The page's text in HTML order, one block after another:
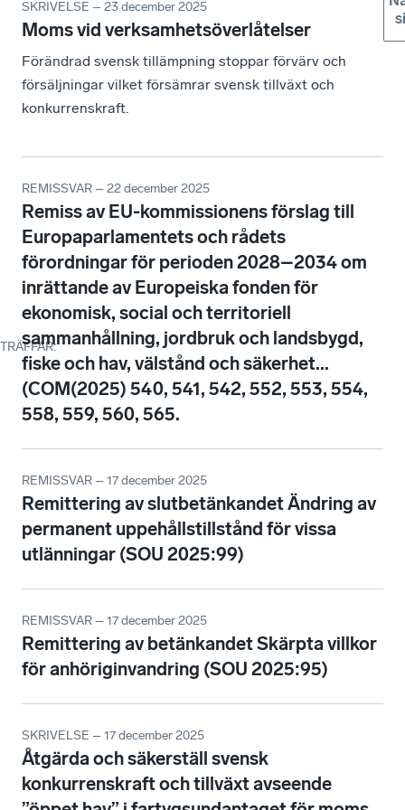
TRÄFFAR:
SKRIVELSE – 23 december 2025
Moms vid verksamhetsöverlåtelser
Förändrad svensk tillämpning stoppar förvärv och
försäljningar vilket försämrar svensk tillväxt och
konkurrenskraft.
REMISSVAR – 22 december 2025
Remiss av EU-kommissionens förslag till
Europaparlamentets och rådets
förordningar för perioden 2028–2034 om
inrättande av Europeiska fonden för
ekonomisk, social och territoriell
sammanhållning, jordbruk och landsbygd,
fiske och hav, välstånd och säkerhet...
(COM(2025) 540, 541, 542, 552, 553, 554,
558, 559, 560, 565.
REMISSVAR – 17 december 2025
Remittering av slutbetänkandet Ändring av
permanent uppehållstillstånd för vissa
utlänningar (SOU 2025:99)
REMISSVAR – 17 december 2025
Remittering av betänkandet Skärpta villkor
för anhöriginvandring (SOU 2025:95)
SKRIVELSE – 17 december 2025
Åtgärda och säkerställ svensk
konkurrenskraft och tillväxt avseende